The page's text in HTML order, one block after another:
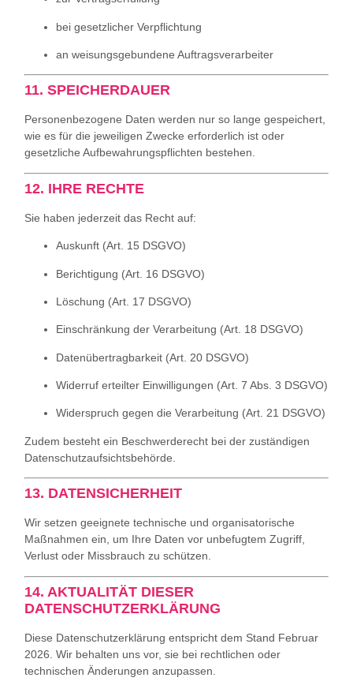
bei gesetzlicher Verpflichtung
an weisungsgebundene Auftragsverarbeiter
11. SPEICHERDAUER
Personenbezogene Daten werden nur so lange gespeichert,
wie es für die jeweiligen Zwecke erforderlich ist oder
gesetzliche Aufbewahrungspflichten bestehen.
12. IHRE RECHTE
Sie haben jederzeit das Recht auf:
Auskunft (Art. 15 DSGVO)
Berichtigung (Art. 16 DSGVO)
Löschung (Art. 17 DSGVO)
Einschränkung der Verarbeitung (Art. 18 DSGVO)
Datenübertragbarkeit (Art. 20 DSGVO)
Widerruf erteilter Einwilligungen (Art. 7 Abs. 3 DSGVO)
Widerspruch gegen die Verarbeitung (Art. 21 DSGVO)
Zudem besteht ein Beschwerderecht bei der zuständigen
Datenschutzaufsichtsbehörde.
13. DATENSICHERHEIT
Wir setzen geeignete technische und organisatorische
Maßnahmen ein, um Ihre Daten vor unbefugtem Zugriff,
Verlust oder Missbrauch zu schützen.
14. AKTUALITÄT DIESER
DATENSCHUTZERKLÄRUNG
Diese Datenschutzerklärung entspricht dem Stand Februar
2026. Wir behalten uns vor, sie bei rechtlichen oder
technischen Änderungen anzupassen.